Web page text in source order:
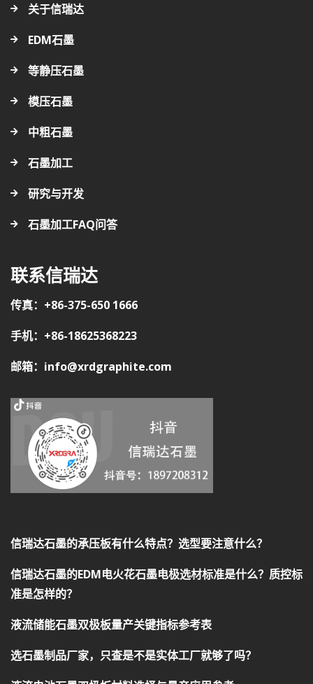
关于信瑞达
EDM石墨
等静压石墨
模压石墨
中粗石墨
石墨加工
研究与开发
石墨加工FAQ问答
联系信瑞达
传真：+86-375-650 1666
手机：+86-18625368223
邮箱：info@xrdgraphite.com
信瑞达石墨的承压板有什么特点？选型要注意什么？
信瑞达石墨的EDM电火花石墨电极选材标准是什么？质控标
准是怎样的？
液流储能石墨双极板量产关键指标参考表
选石墨制品厂家，只查是不是实体工厂就够了吗？